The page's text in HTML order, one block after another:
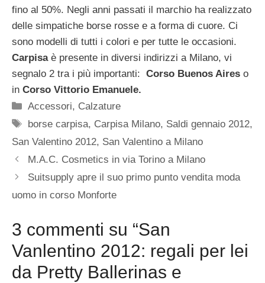
fino al 50%. Negli anni passati il marchio ha realizzato
delle simpatiche borse rosse e a forma di cuore. Ci
sono modelli di tutti i colori e per tutte le occasioni.
Carpisaè presente in diversi indirizzi a Milano, vi
segnalo 2 tra i più importanti: Corso Buenos Aires o
in Corso Vittorio Emanuele.
Categorie
Accessori, Calzature
Tag
borse carpisa, Carpisa Milano, Saldi gennaio 2012,
San Valentino 2012, San Valentino a Milano
M.A.C. Cosmetics in via Torino a Milano
Suitsupply apre il suo primo punto vendita moda
uomo in corso Monforte
3 commenti su “San
Vanlentino 2012: regali per lei
da Pretty Ballerinas e